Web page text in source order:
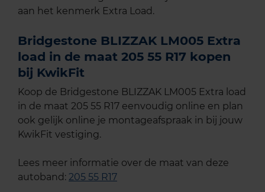
aan het kenmerk Extra Load.
Bridgestone BLIZZAK LM005 Extra
load in de maat 205 55 R17 kopen
bij KwikFit
Koop de Bridgestone BLIZZAK LM005 Extra load
in de maat 205 55 R17 eenvoudig online en plan
ook gelijk online je montageafspraak in bij jouw
KwikFit vestiging.
Lees meer informatie over de maat van deze
autoband: 205 55 R17